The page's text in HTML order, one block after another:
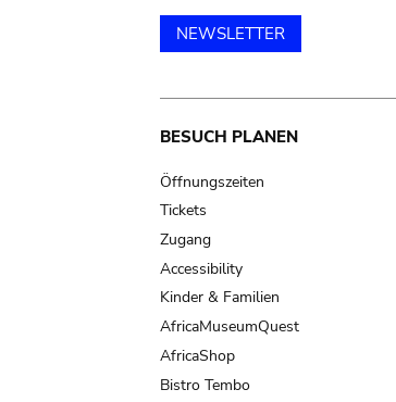
NEWSLETTER
Main
navigation
BESUCH PLANEN
Öffnungszeiten
Tickets
Zugang
Accessibility
Kinder & Familien
AfricaMuseumQuest
AfricaShop
Bistro Tembo